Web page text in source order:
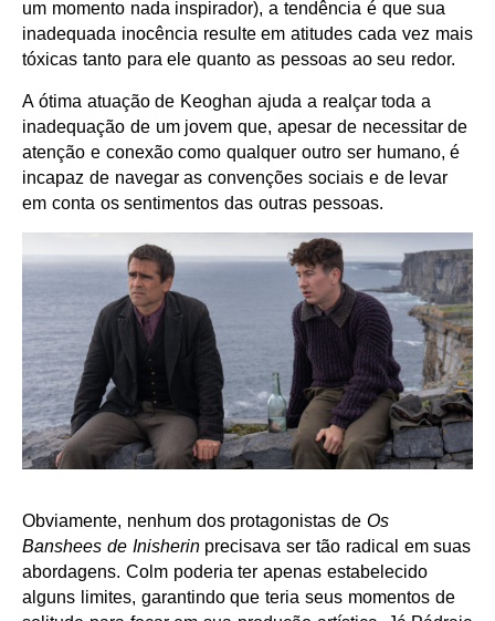
um momento nada inspirador), a tendência é que sua
inadequada inocência resulte em atitudes cada vez mais
tóxicas tanto para ele quanto as pessoas ao seu redor.
A ótima atuação de Keoghan ajuda a realçar toda a
inadequação de um jovem que, apesar de necessitar de
atenção e conexão como qualquer outro ser humano, é
incapaz de navegar as convenções sociais e de levar
em conta os sentimentos das outras pessoas.
Obviamente, nenhum dos protagonistas de Os
Banshees de Inisherinprecisava ser tão radical em suas
abordagens. Colm poderia ter apenas estabelecido
alguns limites, garantindo que teria seus momentos de